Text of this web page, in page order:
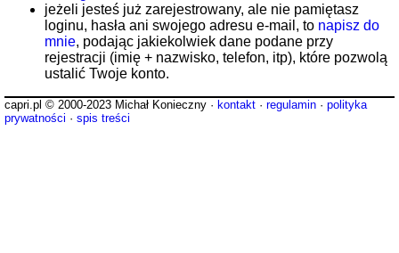
jeżeli jesteś już zarejestrowany, ale nie pamiętasz
loginu, hasła ani swojego adresu e-mail, to napisz do
mnie, podając jakiekolwiek dane podane przy
rejestracji (imię + nazwisko, telefon, itp), które pozwolą
ustalić Twoje konto.
capri.pl © 2000-2023 Michał Konieczny · kontakt · regulamin · polityka
prywatności · spis treści